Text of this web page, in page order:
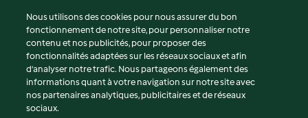
© Copyright 2026
Conditions d'utilisation
Politique de confidentialité
Non-responsabilité
Mentions légales
Nous utilisons des cookies pour nous assurer du bon
fonctionnement de notre site, pour personnaliser notre
contenu et nos publicités, pour proposer des
fonctionnalités adaptées sur les réseaux sociaux et afin
d’analyser notre trafic. Nous partageons également des
informations quant à votre navigation sur notre site avec
nos partenaires analytiques, publicitaires et de réseaux
sociaux.